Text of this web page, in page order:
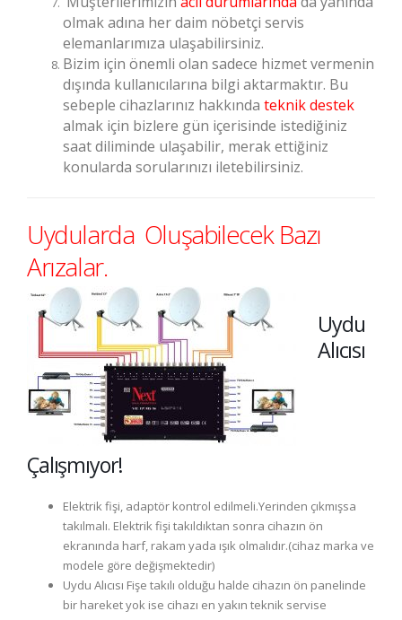
olmak adına her daim nöbetçi servis
elemanlarımıza ulaşabilirsiniz.
Bizim için önemli olan sadece hizmet vermenin
dışında kullanıcılarına bilgi aktarmaktır. Bu
sebeple cihazlarınız hakkında teknik destek
almak için bizlere gün içerisinde istediğiniz
saat diliminde ulaşabilir, merak ettiğiniz
konularda sorularınızı iletebilirsiniz.
Uydularda Oluşabilecek Bazı
Arızalar.
Uydu
Alıcısı
Çalışmıyor!
Elektrik fişi, adaptör kontrol edilmeli.Yerinden çıkmışsa
takılmalı. Elektrik fişi takıldıktan sonra cihazın ön
ekranında harf, rakam yada ışık olmalıdır.(cihaz marka ve
modele göre değişmektedir)
Uydu Alıcısı Fişe takılı olduğu halde cihazın ön panelinde
bir hareket yok ise cihazı en yakın teknik servise